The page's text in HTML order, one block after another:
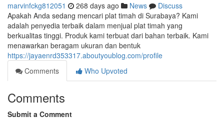
marvinfckg812051 268 days ago News
Discuss
Apakah Anda sedang mencari plat timah di Surabaya? Kami
adalah penyedia terbaik dalam menjual plat timah yang
berkualitas tinggi. Produk kami terbuat dari bahan terbaik. Kami
menawarkan beragam ukuran dan bentuk
https://jayaenrd353317.aboutyoublog.com/profile
Comments
Who Upvoted
Comments
Submit a Comment